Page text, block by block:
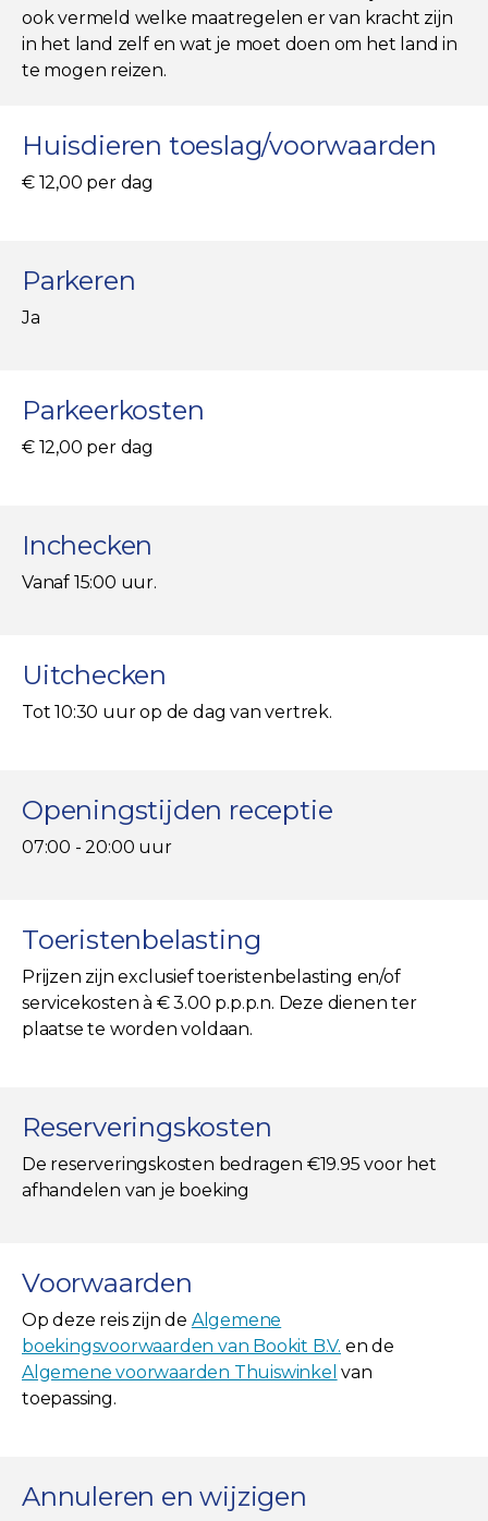
ook vermeld welke maatregelen er van kracht zijn
in het land zelf en wat je moet doen om het land in
te mogen reizen.
Huisdieren toeslag/voorwaarden
€ 12,00 per dag
Parkeren
Ja
Parkeerkosten
€ 12,00 per dag
Inchecken
Vanaf 15:00 uur.
Uitchecken
Tot 10:30 uur op de dag van vertrek.
Openingstijden receptie
07:00 - 20:00 uur
Toeristenbelasting
Prijzen zijn exclusief toeristenbelasting en/of
servicekosten à € 3.00 p.p.p.n. Deze dienen ter
plaatse te worden voldaan.
Reserveringskosten
De reserveringskosten bedragen €19.95 voor het
afhandelen van je boeking
Voorwaarden
Op deze reis zijn de Algemene
boekingsvoorwaarden van Bookit B.V. en de
Algemene voorwaarden Thuiswinkel van
toepassing.
Annuleren en wijzigen